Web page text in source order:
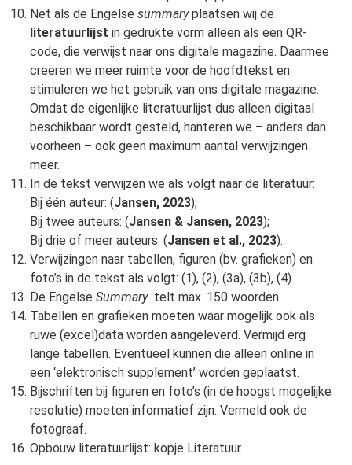
Net als de Engelse summaryplaatsen wij de
literatuurlijst in gedrukte vorm alleen als een QR-
code, die verwijst naar ons digitale magazine. Daarmee
creëren we meer ruimte voor de hoofdtekst en
stimuleren we het gebruik van ons digitale magazine.
Omdat de eigenlijke literatuurlijst dus alleen digitaal
beschikbaar wordt gesteld, hanteren we – anders dan
voorheen – ook geen maximum aantal verwijzingen
meer.
In de tekst verwijzen we als volgt naar de literatuur:
Bij één auteur: (Jansen, 2023);
Bij twee auteurs: (Jansen & Jansen, 2023);
Bij drie of meer auteurs: (Jansen et al., 2023).
Verwijzingen naar tabellen, figuren (bv. grafieken) en
foto’s in de tekst als volgt: (1), (2), (3a), (3b), (4)
De Engelse Summary telt max. 150 woorden.
Tabellen en grafieken moeten waar mogelijk ook als
ruwe (excel)data worden aangeleverd. Vermijd erg
lange tabellen. Eventueel kunnen die alleen online in
een ‘elektronisch supplement’ worden geplaatst.
Bijschriften bij figuren en foto’s (in de hoogst mogelijke
resolutie) moeten informatief zijn. Vermeld ook de
fotograaf.
Opbouw literatuurlijst: kopje Literatuur.